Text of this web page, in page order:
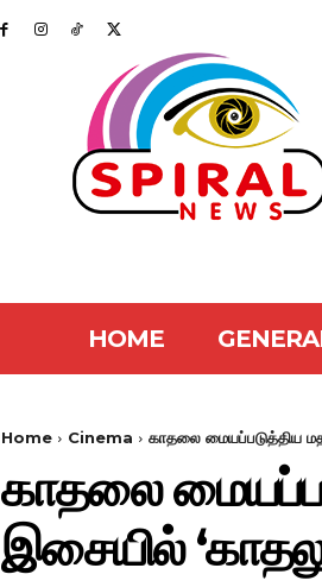
HOME
Home Cinema காதலை மையப்படுத்திய
காதலை
இசையில்